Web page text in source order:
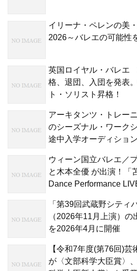
イリーナ・ペレンの美
2026～バレエの可能性
英国ロイヤル・バレ
格、退団、入団を発表
ト・ソリスト昇格！
アーキタンツ・トレー
のシーズナル・ワーク
途中入学オーディショ
ウィーン国立バレエ／
と木本全優 が出演！「
Dance Performance
「第39回武蔵野シティ
（2026年11月上演）
を2026年4月に開催
【令和7年度(第76回)
が〈文部科学大臣賞〉